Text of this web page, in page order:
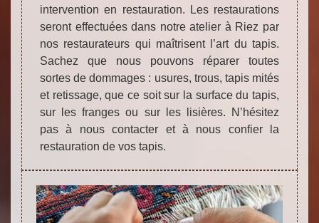
intervention en restauration. Les restaurations
seront effectuées dans notre atelier à Riez par
nos restaurateurs qui maîtrisent l’art du tapis.
Sachez que nous pouvons réparer toutes
sortes de dommages : usures, trous, tapis mités
et retissage, que ce soit sur la surface du tapis,
sur les franges ou sur les lisières. N’hésitez
pas à nous contacter et à nous confier la
restauration de vos tapis.